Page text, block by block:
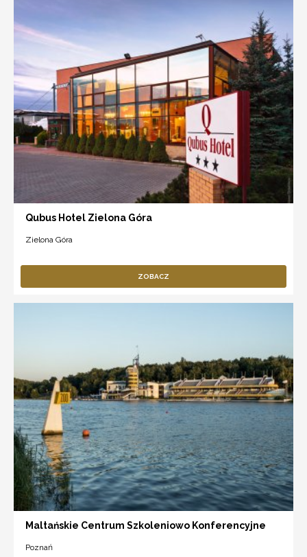
Qubus Hotel Zielona Góra
Zielona Góra
ZOBACZ
Maltańskie Centrum Szkoleniowo Konferencyjne
Poznań